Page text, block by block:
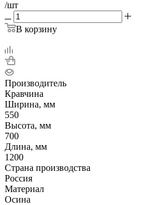
/шт
В корзину
Производитель
Кравчина
Ширина, мм
550
Высота, мм
700
Длина, мм
1200
Страна производства
Россия
Материал
Осина